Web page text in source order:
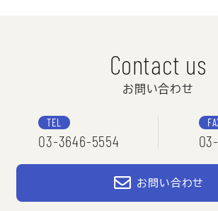
Contact us
お問い合わせ
TEL
03-3646-5554
お問い合わせ